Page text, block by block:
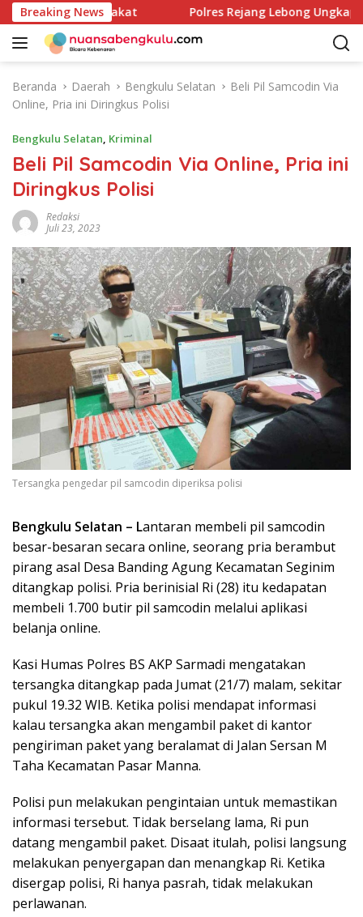
a
Breaking News
Masyarakat Polres Rejang Lebong Ungkap
Beranda Daerah Bengkulu Selatan
Beli Pil Samcodin Via
Online, Pria ini Diringkus Polisi
Bengkulu Selatan, Kriminal
Beli Pil Samcodin Via Online, Pria ini
Diringkus Polisi
Redaksi
Juli 23, 2023
Tersangka pengedar pil samcodin diperiksa polisi
Bengkulu Selatan – Lantaran membeli pil samcodin
besar-besaran secara online, seorang pria berambut
pirang asal Desa Banding Agung Kecamatan Seginim
ditangkap polisi. Pria berinisial Ri (28) itu kedapatan
membeli 1.700 butir pil samcodin melalui aplikasi
belanja online.
Kasi Humas Polres BS AKP Sarmadi mengatakan
tersangka ditangkap pada Jumat (21/7) malam, sekitar
pukul 19.32 WIB. Ketika polisi mendapat informasi
kalau tersangka akan mengambil paket di kantor
pengiriman paket yang beralamat di Jalan Sersan M
Taha Kecamatan Pasar Manna.
Polisi pun melakukan pengintaian untuk memastikan
informasi tersebut. Tidak berselang lama, Ri pun
datang mengambil paket. Disaat itulah, polisi langsung
melakukan penyergapan dan menangkap Ri. Ketika
disergap polisi, Ri hanya pasrah, tidak melakukan
perlawanan.